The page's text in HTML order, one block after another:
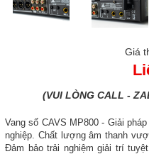
Giá
(VUI LÒNG CALL -
Vang số CAVS MP800 - Giải
nghiệp. Chất lượng âm thanh
Đảm bảo trải nghiệm giải trí